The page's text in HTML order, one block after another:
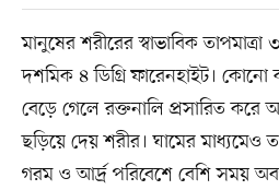
মানুষের শরীরের স্বাভাবিক
দশমিক ৪ ডিগ্রি ফারেনহাইট। কোনো
বেড়ে গেলে রক্তনালি প্রসারিত করে
ছড়িয়ে দেয় শরীর। ঘামের মাধ্যমেও
গরম ও আর্দ্র পরিবেশে বেশি সময়